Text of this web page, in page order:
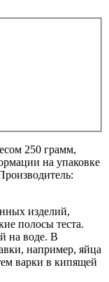
250 грамм,
на упаковке
изделий,
полосы теста.
на воде. В
например, яйца
варки в кипящей